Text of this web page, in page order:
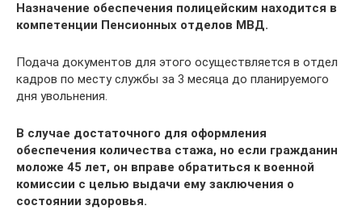
Назначение обеспечения полицейским находится в
компетенции Пенсионных отделов МВД.
Подача документов для этого осуществляется в отдел
кадров по месту службы за 3 месяца до планируемого
дня увольнения.
В случае достаточного для оформления
обеспечения количества стажа, но если гражданин
моложе 45 лет, он вправе обратиться к военной
комиссии с целью выдачи ему заключения о
состоянии здоровья.